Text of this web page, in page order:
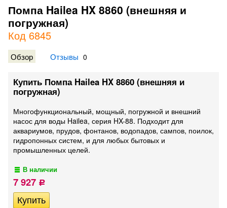
Помпа Hailea HX 8860 (внешняя и
погружная)
Код 6845
Обзор Отзывы 0
Купить Помпа Hailea HX 8860 (внешняя и
погружная)
Многофункциональный, мощный, погружной и внешний
насос для воды Hailea, серия HX-88. Подходит для
аквариумов, прудов, фонтанов, водопадов, сампов, поилок,
гидропонных систем, и для любых бытовых и
промышленных целей.
В наличии
7 927 Р